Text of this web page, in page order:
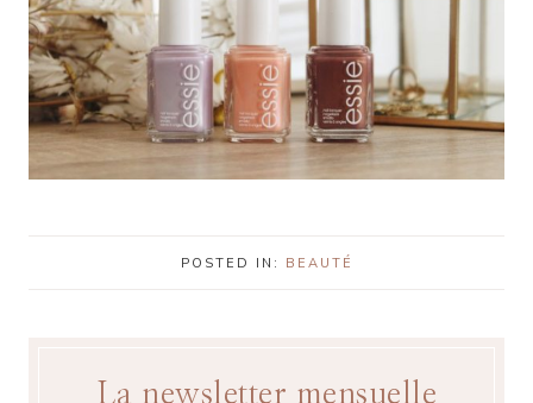
POSTED IN: BEAUTÉ
La newsletter mensuelle